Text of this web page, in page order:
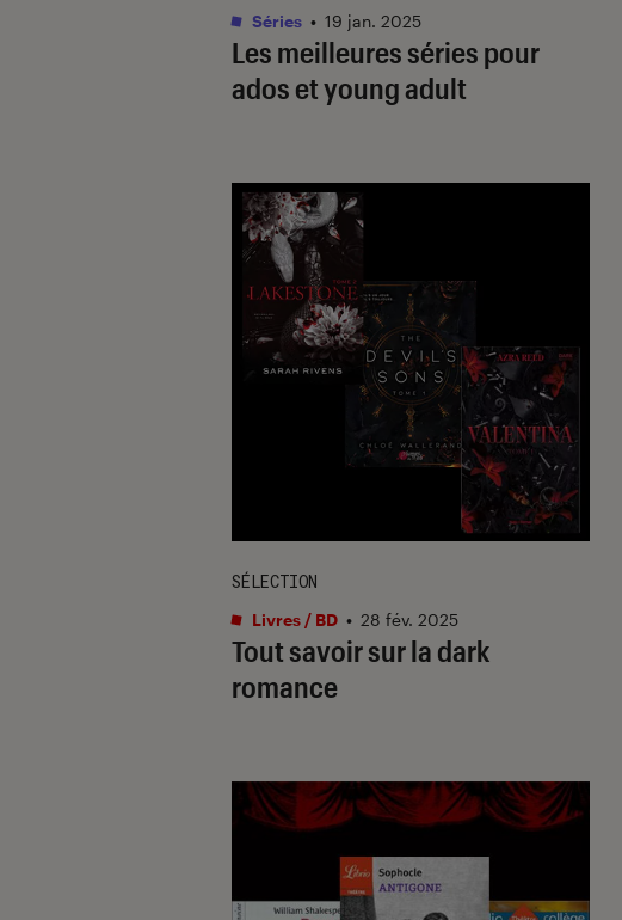
Les meilleures séries pour
ados et young adult
Séries • 19 jan. 2025
Tout savoir sur la dark
romance
SÉLECTION
Livres / BD • 28 fév. 2025